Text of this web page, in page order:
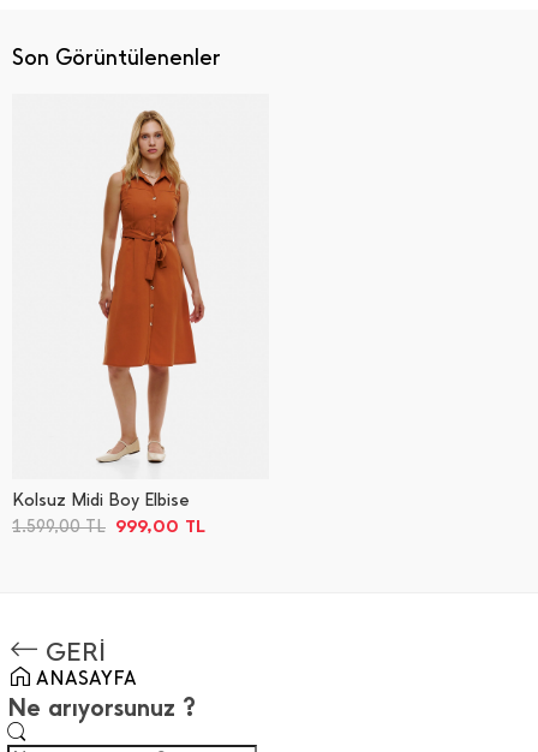
Son Görüntülenenler
Kolsuz Midi Boy Elbise
1.599,00TL 999,00 TL
GERİ
ANASAYFA
Ne arıyorsunuz ?